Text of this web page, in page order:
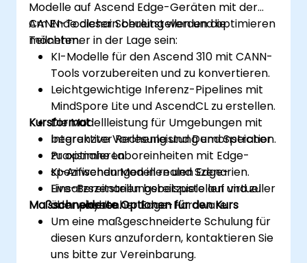
Modelle auf Ascend Edge-Geräten mit der
CANN-Toolchain bereitstellen und optimieren
möchten.
Am Ende dieser Schulung werden die
Teilnehmer in der Lage sein:
KI-Modelle für den Ascend 310 mit CANN-
Tools vorzubereiten und zu konvertieren.
Leichtgewichtige Inferenz-Pipelines mit
MindSpore Lite und AscendCL zu erstellen.
Die Modellleistung für Umgebungen mit
begrenzter Rechenleistung und Speicher
zu optimieren.
KI-Anwendungen in realen Edge-
Einsatzszenarien bereitzustellen und zu
überwachen.
Kursformat
Interaktive Vorlesung und Demonstration.
Praxisnahe Laboreinheiten mit Edge-
spezifischen Modellen und Szenarien.
Live-Bereitstellungsbeispiele auf virtueller
oder physischer Edge-Hardware.
Maßschneiderte Optionen für den Kurs
Um eine maßgeschneiderte Schulung für
diesen Kurs anzufordern, kontaktieren Sie
uns bitte zur Vereinbarung.